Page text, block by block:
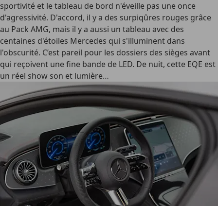
sportivité et le tableau de bord n'éveille pas une once
d'agressivité. D'accord, il y a des surpiqûres rouges grâce
au Pack AMG, mais il y a aussi un tableau avec des
centaines d'étoiles Mercedes qui s'illuminent dans
l'obscurité. C’est pareil pour les dossiers des sièges avant
qui reçoivent une fine bande de LED. De nuit, cette EQE est
un réel show son et lumière…